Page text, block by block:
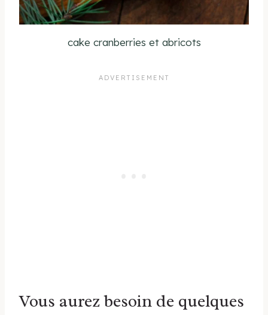
cake cranberries et abricots
Vous aurez besoin de quelques